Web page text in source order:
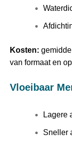
Kosten:
van formaat en
Vloeibaar
Lagere
Sneller